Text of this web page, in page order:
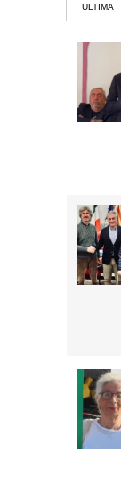
ULTIMA